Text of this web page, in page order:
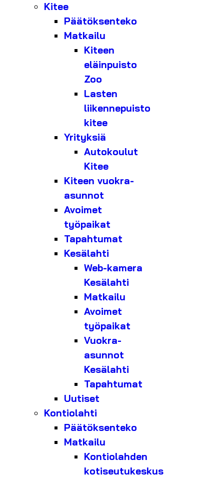
Kitee
Päätöksenteko
Matkailu
Kiteen
eläinpuisto
Zoo
Lasten
liikennepuisto
kitee
Yrityksiä
Autokoulut
Kitee
Kiteen vuokra-
asunnot
Avoimet
työpaikat
Tapahtumat
Kesälahti
Web-kamera
Kesälahti
Matkailu
Avoimet
työpaikat
Vuokra-
asunnot
Kesälahti
Tapahtumat
Uutiset
Kontiolahti
Päätöksenteko
Matkailu
Kontiolahden
kotiseutukeskus